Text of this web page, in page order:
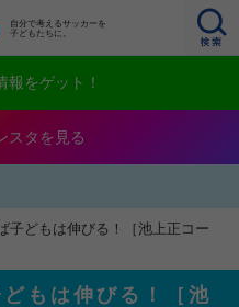
自分で考えるサッカーを
子どもたちに。
報をゲット！
スタを見る
子どもは伸びる！［池上正コー
もは伸びる！［池